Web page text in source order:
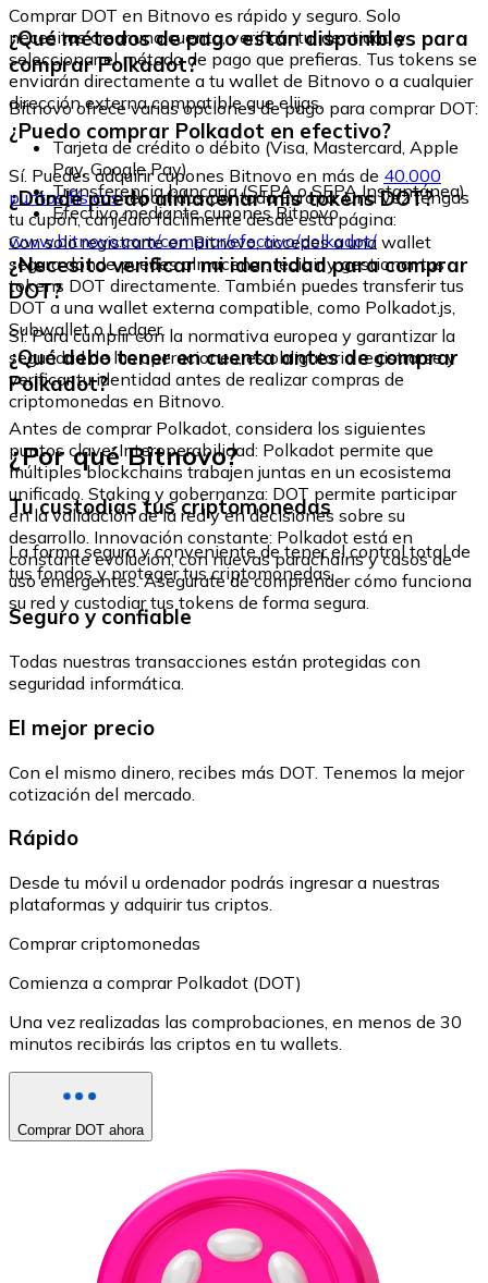
Comprar DOT en Bitnovo es rápido y seguro. Solo
necesitas crear una cuenta, verificar tu identidad y
seleccionar el método de pago que prefieras. Tus tokens se
enviarán directamente a tu wallet de Bitnovo o a cualquier
dirección externa compatible que elijas.
¿Qué métodos de pago están disponibles para
comprar Polkadot?
Bitnovo ofrece varias opciones de pago para comprar DOT:
Tarjeta de crédito o débito (Visa, Mastercard, Apple
Pay, Google Pay)
Transferencia bancaria (SEPA o SEPA Instantánea)
Efectivo mediante cupones Bitnovo
¿Puedo comprar Polkadot en efectivo?
Sí. Puedes adquirir cupones Bitnovo en más de 40.000
puntos físicosrepartidos por toda Europa. Una vez tengas
tu cupón, canjéalo fácilmente desde esta página:
www.bitnovo.com/comprar/efectivo/polkadot/
¿Dónde puedo almacenar mis tokens DOT?
Con solo registrarte en Bitnovo, accedes a una wallet
segura donde puedes almacenar, recibir y gestionar tus
tokens DOT directamente. También puedes transferir tus
DOT a una wallet externa compatible, como Polkadot.js,
Subwallet o Ledger.
¿Necesito verificar mi identidad para comprar
DOT?
Sí. Para cumplir con la normativa europea y garantizar la
seguridad de las operaciones, es obligatorio registrarse y
verificar tu identidad antes de realizar compras de
criptomonedas en Bitnovo.
¿Qué debo tener en cuenta antes de comprar
Polkadot?
Antes de comprar Polkadot, considera los siguientes
puntos clave: Interoperabilidad: Polkadot permite que
múltiples blockchains trabajen juntas en un ecosistema
unificado. Staking y gobernanza: DOT permite participar
en la validación de la red y en decisiones sobre su
desarrollo. Innovación constante: Polkadot está en
constante evolución, con nuevas parachains y casos de
uso emergentes. Asegúrate de comprender cómo funciona
su red y custodiar tus tokens de forma segura.
¿Por qué Bitnovo?
Tu custodias tus criptomonedas
La forma segura y conveniente de tener el control total de
tus fondos y proteger tus criptomonedas.
Seguro y confiable
Todas nuestras transacciones están protegidas con
seguridad informática.
El mejor precio
Con el mismo dinero, recibes más DOT. Tenemos la mejor
cotización del mercado.
Rápido
Desde tu móvil u ordenador podrás ingresar a nuestras
plataformas y adquirir tus criptos.
Comprar criptomonedas
Comienza a comprar Polkadot (DOT)
Una vez realizadas las comprobaciones, en menos de 30
minutos recibirás las criptos en tu wallets.
Comprar DOT ahora